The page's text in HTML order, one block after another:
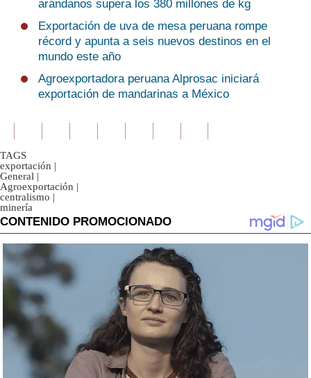
arándanos supera los 380 millones de kg
Exportación de uva de mesa peruana rompe
récord y apunta a seis nuevos destinos en el
mundo este año
Agroexportadora peruana Alprosac iniciará
exportación de mandarinas a México
TAGS
exportación |
General |
Agroexportación |
centralismo |
minería